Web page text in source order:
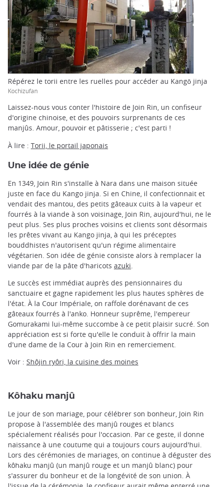
Répérez le torii entre les ruelles pour accéder au Kangō jinja
Kochizufan
Laissez-nous vous conter l'histoire de Join Rin, un confiseur
d'origine chinoise, et des pouvoirs surprenants de ces
manjûs. Amour, pouvoir et pâtisserie ; c'est parti !
À lire : Torii, le portail japonais
Une idée de génie
En 1349, Join Rin s'installe à Nara dans une maison située
juste en face du Kango jinja. Si en Chine, il confectionnait et
vendait des mantou, des petits gâteaux cuits à la vapeur et
fourrés à la viande à son voisinage, Join Rin, aujourd'hui, ne le
peut plus. Ses plus proches voisins et clients sont désormais
les prêtes vivant au Kango jinja, à qui les préceptes
bouddhistes n'autorisent qu'un régime alimentaire
végétarien. Son idée de génie consiste alors à remplacer la
viande par de la pâte d'haricots azuki
Le succès est immédiat auprès des pensionnaires du
sanctuaire et gagne rapidement les plus hautes sphères de
l'état. À la Cour Impériale, on raffole dorénavant de ces
gâteaux fourrés à l'anko. Honneur suprême, l'empereur
Gomurakami lui-même succombe à ce petit plaisir sucré. Son
appréciation est si forte qu'elle le conduit à offrir la main
d'une dame de la Cour à Join Rin en remerciement.
Voir : Shôjin ryôri, la cuisine des moines
Kôhaku manjû
Le jour de son mariage, pour célébrer son bonheur, Join Rin
propose à l'assemblée des manjû rouges et blancs
spécialement réalisés pour l'occasion. Par ce geste, il donne
naissance à une coutume qui a toujours cours aujourd'hui.
Lors des cérémonies de mariages, on continue à déguster des
kôhaku manjû (un manjû rouge et un manjû blanc) pour
s'assurer du bonheur et de la longévité de son union. À